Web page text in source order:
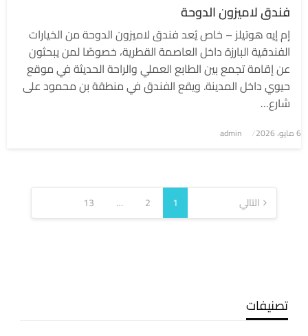
فندق لاميزون الدوحة
إم إيه هوتيلز – خاص يُعد فندق لاميزون الدوحة من الخيارات
الفندقية البارزة داخل العاصمة القطرية، خصوصًا لمن يبحثون
عن إقامة تجمع بين الطابع العملي والراحة الحديثة في موقع
حيوي داخل المدينة. ويقع الفندق في منطقة بن محمود على
شارع…
نُشر
6 مايو، 2026 admin
تعدد
صفحات
المقالات
1
2
…
13 التالي
تصنيفات